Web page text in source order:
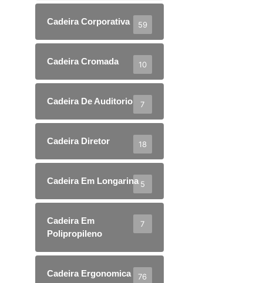
Cadeira Corporativa 59
Cadeira Cromada 10
Cadeira De Auditorio 7
Cadeira Diretor 18
Cadeira Em Longarina 5
Cadeira Em
Polipropileno
7
Cadeira Ergonomica 76